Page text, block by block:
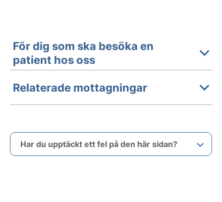
För dig som ska besöka en
patient hos oss
Relaterade mottagningar
Har du upptäckt ett fel på den här sidan?